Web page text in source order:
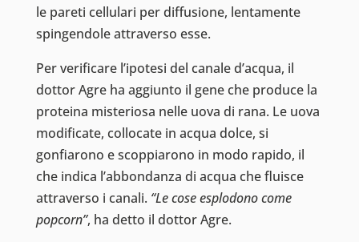
le pareti cellulari per diffusione, lentamente
spingendole attraverso esse.
Per verificare l’ipotesi del canale d’acqua, il
dottor Agre ha aggiunto il gene che produce la
proteina misteriosa nelle uova di rana. Le uova
modificate, collocate in acqua dolce, si
gonfiarono e scoppiarono in modo rapido, il
che indica l’abbondanza di acqua che fluisce
attraverso i canali. “Le cose esplodono come
popcorn”, ha detto il dottor Agre.